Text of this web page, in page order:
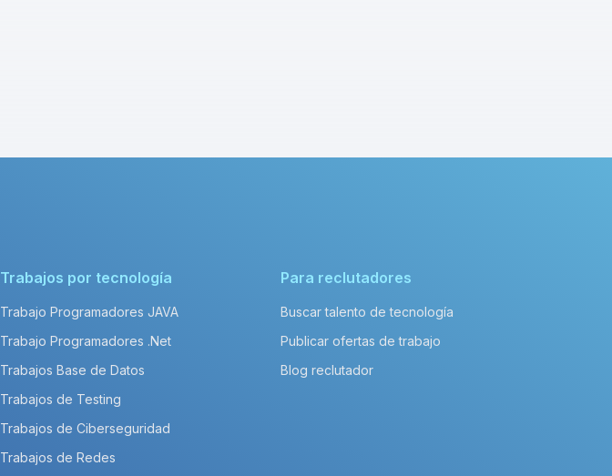
Trabajos por tecnología
Trabajo Programadores JAVA
Trabajo Programadores .Net
Trabajos Base de Datos
Trabajos de Testing
Trabajos de Ciberseguridad
Trabajos de Redes
Para reclutadores
Buscar talento de tecnología
Publicar ofertas de trabajo
Blog reclutador